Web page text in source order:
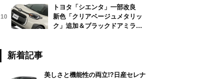
10
トヨタ「シエンタ」一部改良
新色「クリアベージュメタリッ
ク」追加＆ブラックドアミラー
新着記事
美しさと機能性の両立!?日産セレナ